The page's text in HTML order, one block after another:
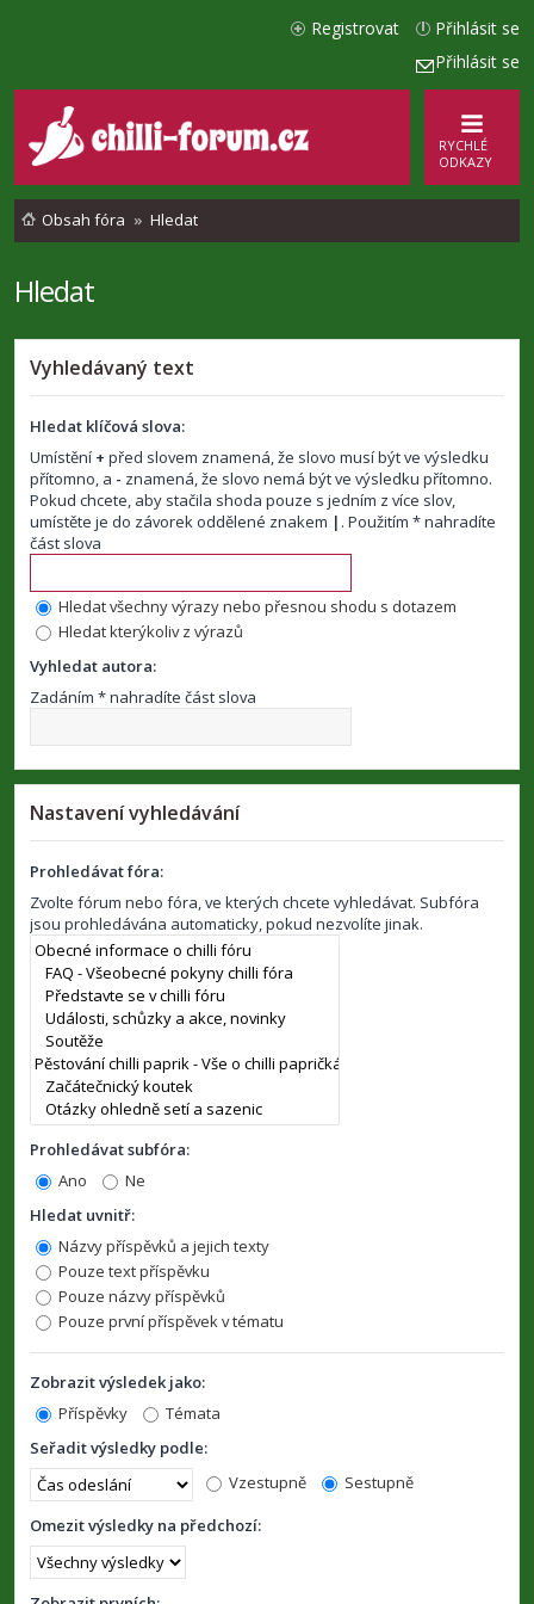
Přihlásit se
Přihlásit se
Registrovat
RYCHLÉ
ODKAZY
Obsah fóra Hledat
Hledat
Vyhledávaný text
Hledat klíčová slova:
Umístění + před slovem znamená, že slovo musí být ve výsledku
přítomno, a - znamená, že slovo nemá být ve výsledku přítomno.
Pokud chcete, aby stačila shoda pouze s jedním z více slov,
umístěte je do závorek oddělené znakem | . Použitím * nahradíte
část slova
Hledat všechny výrazy nebo přesnou shodu s dotazem
Hledat kterýkoliv z výrazů
Vyhledat autora:
Zadáním * nahradíte část slova
Nastavení vyhledávání
Prohledávat fóra:
Zvolte fórum nebo fóra, ve kterých chcete vyhledávat. Subfóra
jsou prohledávána automaticky, pokud nezvolíte jinak.
Prohledávat subfóra:
Ano
Ne
Hledat uvnitř:
Názvy příspěvků a jejich texty
Pouze text příspěvku
Pouze názvy příspěvků
Pouze první příspěvek v tématu
Zobrazit výsledek jako:
Příspěvky
Témata
Seřadit výsledky podle:
Vzestupně
Sestupně
Omezit výsledky na předchozí: